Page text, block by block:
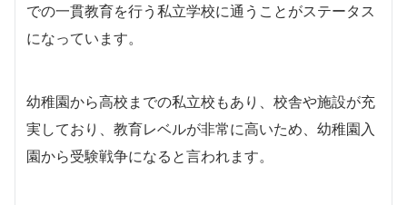
での一貫教育を行う私立学校に通うことがステータス
になっています。
幼稚園から高校までの私立校もあり、校舎や施設が充
実しており、教育レベルが非常に高いため、幼稚園入
園から受験戦争になると言われます。